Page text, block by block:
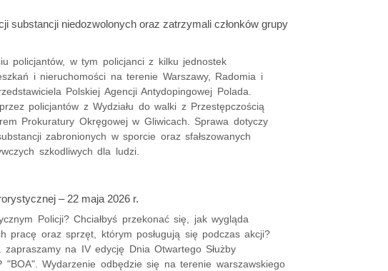
substancji niedozwolonych oraz zatrzymali członków grupy
policjantów, w tym policjanci z kilku jednostek
i nieruchomości na terenie Warszawy, Radomia i
Polskiej Agencji Antydopingowej Polada.
policjantów z Wydziału do walki z Przestępczością
Prokuratury Okręgowej w Gliwicach. Sprawa dotyczy
zabronionych w sporcie oraz sfałszowanych
szkodliwych dla ludzi.
– 22 maja 2026 r.
Policji? Chciałbyś przekonać się, jak wygląda
pracę oraz sprzęt, którym posługują się podczas akcji?
na IV edycję Dnia Otwartego Służby
"BOA". Wydarzenie odbędzie się na terenie warszawskiego